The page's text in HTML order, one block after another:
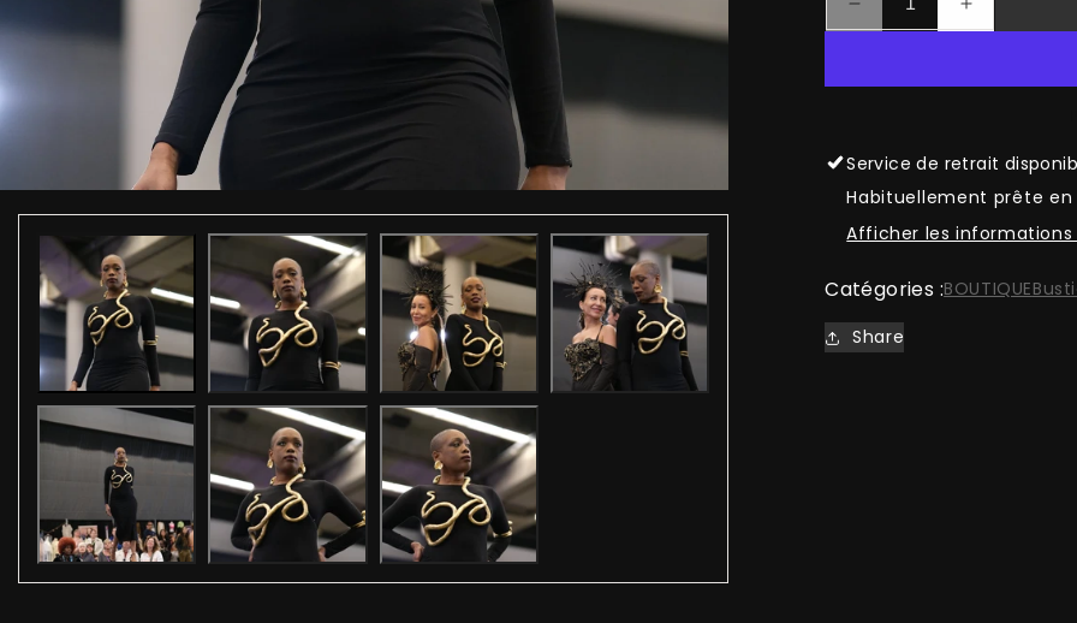
Réduire
la
de
Serpent
Augmenter
la
de
Serpent
Service de retrait
Habituellement prête en
Afficher les
Catégories :BOUTIQUE
Share